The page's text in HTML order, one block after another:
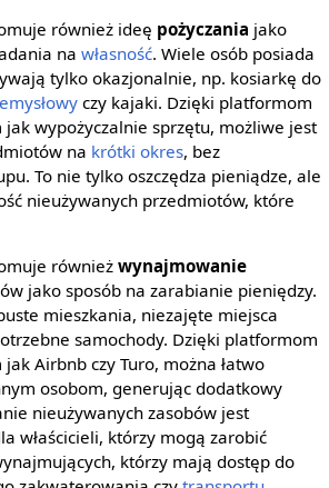
również ideę pożyczania jako
na własność. Wiele osób posiada
tylko okazjonalnie, np. kosiarkę do
czy kajaki. Dzięki platformom
wypożyczalnie sprzętu, możliwe jest
na krótki okres, bez
To nie tylko oszczędza pieniądze, ale
nieużywanych przedmiotów, które
równieżwynajmowanie
jako sposób na zarabianie pieniędzy.
mieszkania, niezajęte miejsca
samochody. Dzięki platformom
Airbnb czy Turo, można łatwo
osobom, generując dodatkowy
nieużywanych zasobów jest
właścicieli, którzy mogą zarobić
którzy mają dostęp do